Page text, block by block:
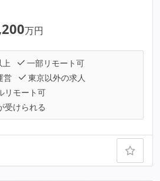
万円
一部リモート可
営
東京以外の求人
リモート可
受けられる